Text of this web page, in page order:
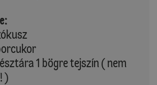
1 bögre tejszín ( nem
)